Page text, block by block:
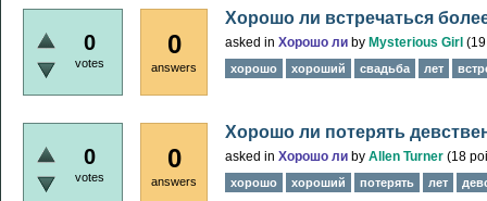
0
votes
0
answers
Хорошо ли встречаться
asked in Хорошо ли by Mysterious Girl (19
хорошо хороший свадьба лет
0
votes
0
answers
Хорошо ли потерять
asked in Хорошо ли by Allen Turner (18
хорошо хороший потерять лет